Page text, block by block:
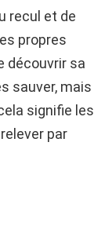
recul et de
propres
découvrir sa
sauver, mais
signifie les
par